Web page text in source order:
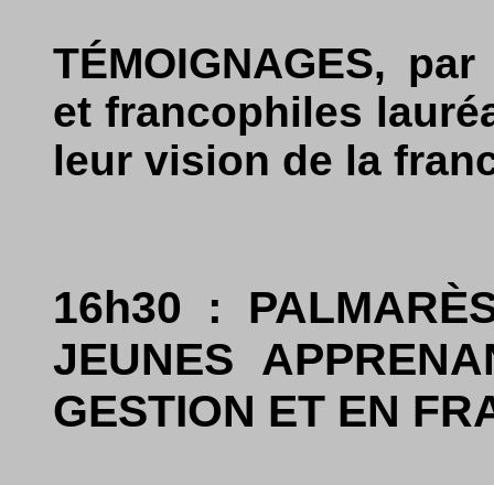
TÉMOIGNAGES,
et francophiles
leur vision de la
16h30 :
JEUNES
GESTION ET EN